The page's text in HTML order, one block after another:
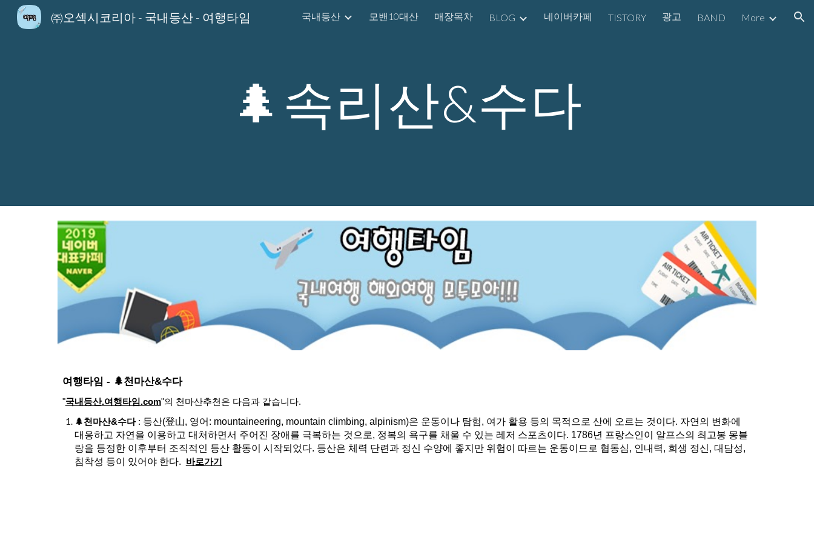
Skip to main content Skip to navigation
㈜오섹시코리아 - 국내등산 - 여행타임 국내등산 모밴10대산 매장목차 BLOG 네이버카페 TISTORY 광고 BAND More
🌲속리산&수다
여행타임 - 🌲천마산&수다
"국내등산.여행타임.com"의 천마산추천은 다음과 같습니다.
🌲천마산&수다 : 등산(登山, 영어: mountaineering, mountain climbing, alpinism)은 운동이나 탐험, 여가 활용 등의 목적으로 산에 오르는 것이다. 자연의 변화에
대응하고 자연을 이용하고 대처하면서 주어진 장애를 극복하는 것으로, 정복의 욕구를 채울 수 있는 레저 스포츠이다. 1786년 프랑스인이 알프스의 최고봉 몽블
랑을 등정한 이후부터 조직적인 등산 활동이 시작되었다. 등산은 체력 단련과 정신 수양에 좋지만 위험이 따르는 운동이므로 협동심, 인내력, 희생 정신, 대담성,
침착성 등이 있어야 한다.
바로가기